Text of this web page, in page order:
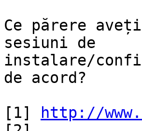
Ce părere
sesiuni de
instalare/
de acord?
[1]
http://